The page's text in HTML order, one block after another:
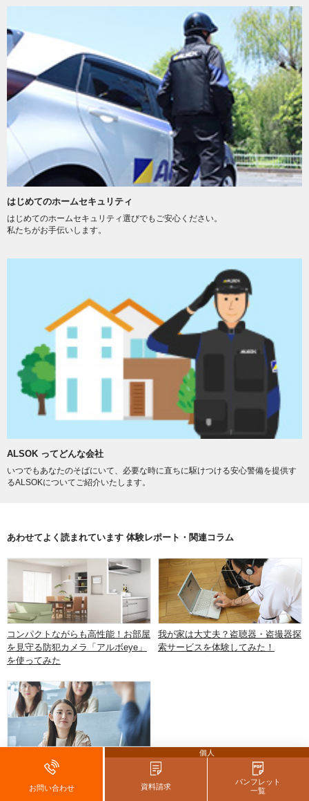
はじめてのホームセキュリティ
はじめてのホームセキュリティ選びでもご安心ください。
私たちがお手伝いします。
ALSOK ってどんな会社
いつでもあなたのそばにいて、必要な時に直ちに駆けつける安心警備を提供す
るALSOKについてご紹介いたします。
あわせてよく読まれています 体験レポート・関連コラム
コンパクトながらも高性能！お部屋
を見守る防犯カメラ「アルボeye」
を使ってみた
我が家は大丈夫？盗聴器・盗撮器探
索サービスを体験してみた！
ALSOKの新サービス始動！女性向
け防犯セミナーを受けてみた
お問い合わせ
個人
資料請求
パンフレット
一覧